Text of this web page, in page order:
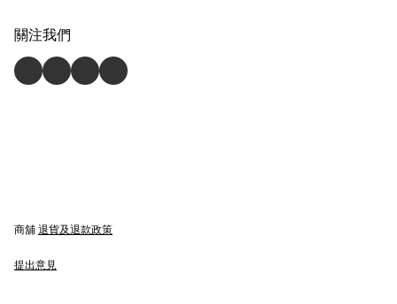
關注我們
商舖 退貨及退款政策
提出意見